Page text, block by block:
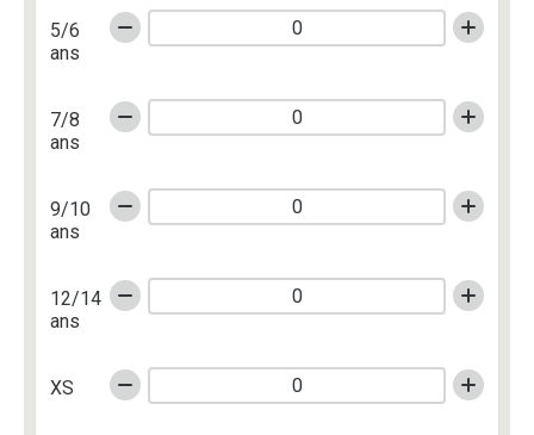
5/6
ans
7/8
ans
9/10
ans
12/14
ans
XS